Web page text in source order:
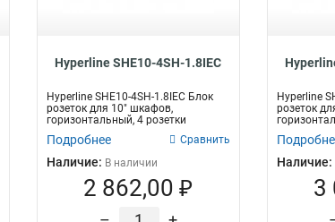
Hyperline SHE10-4SH-1.8IEC
Hyperline SHE10-4SH-1.8IEC Блок
розеток для 10" шкафов,
горизонтальный, 4 розетки
Schuko,...
Подробнее Сравнить
Наличие: В наличии
2 862,00 ₽
Hyperline
розеток
Наличие:
3